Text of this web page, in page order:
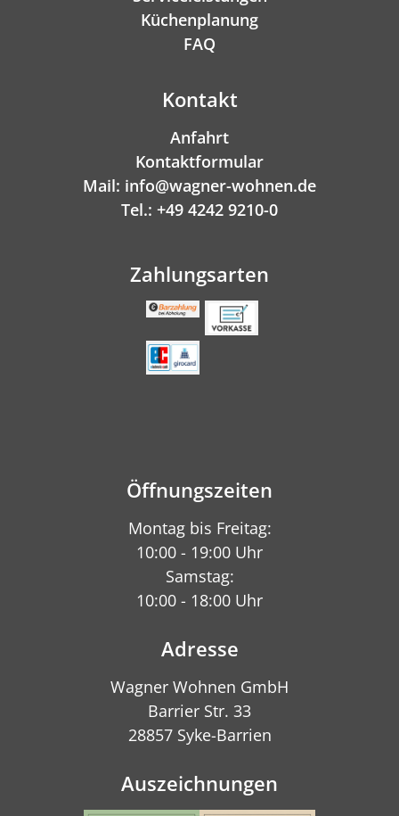
Küchenplanung
FAQ
Kontakt
Anfahrt
Kontaktformular
Mail: info@wagner-wohnen.de
Tel.: +49 4242 9210-0
Zahlungsarten
Öffnungszeiten
Montag bis Freitag:
10:00 - 19:00 Uhr
Samstag:
10:00 - 18:00 Uhr
Adresse
Wagner Wohnen GmbH
Barrier Str. 33
28857 Syke-Barrien
Auszeichnungen